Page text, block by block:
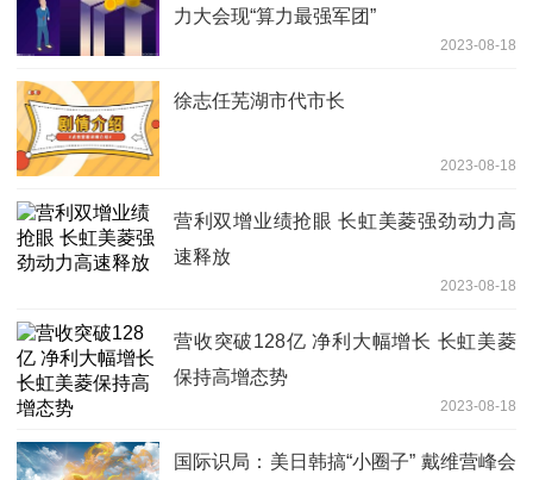
力大会现“算力最强军团”
2023-08-18
徐志任芜湖市代市长
2023-08-18
营利双增业绩抢眼 长虹美菱强劲动力高
速释放
2023-08-18
营收突破128亿 净利大幅增长 长虹美菱
保持高增态势
2023-08-18
国际识局：美日韩搞“小圈子” 戴维营峰会